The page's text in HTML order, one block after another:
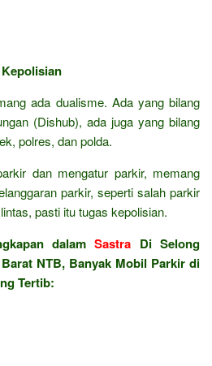
ada dualisme. Ada yang bilang
(Dishub), ada juga yang bilang
polres, dan polda.
dan mengatur parkir, memang
parkir, seperti salah parkir
pasti itu tugas kepolisian.
dalamSastra Di Selong
NTB, Banyak Mobil Parkir di
Tertib: